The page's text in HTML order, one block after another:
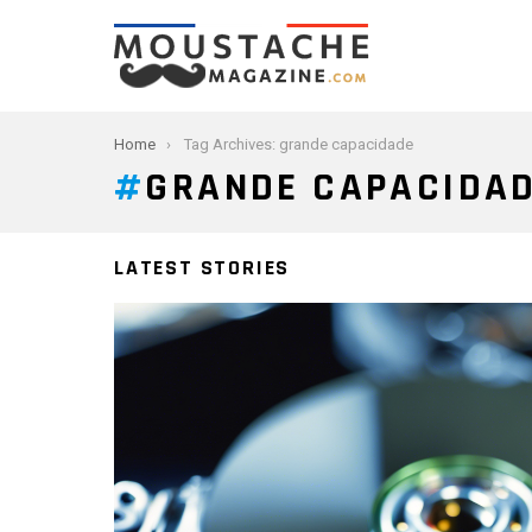
You are here:
Home Tag Archives: grande capacidade
GRANDE
LATEST STORIES